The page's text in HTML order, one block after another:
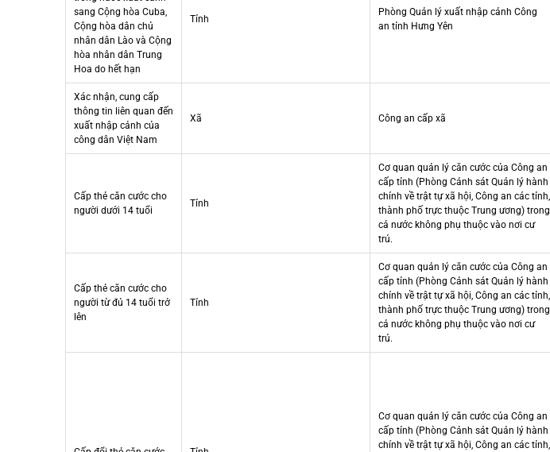
sang Cộng hòa Cuba,
Cộng hòa dân chủ
nhân dân Lào và Cộng
hòa nhân dân Trung
Hoa do hết hạn
Tỉnh
Phòng Quản lý xuất nhập cảnh Công
an tỉnh Hưng Yên
Xác nhận, cung cấp
thông tin liên quan đến
xuất nhập cảnh của
công dân Việt Nam
Xã Công an cấp xã
Cấp thẻ căn cước cho
người dưới 14 tuổi
Tỉnh
Cơ quan quản lý căn cước của Công an
cấp tỉnh (Phòng Cảnh sát Quản lý hành
chính về trật tự xã hội, Công an các tỉnh,
thành phố trực thuộc Trung ương) trong
cả nước không phụ thuộc vào nơi cư
trú.
Cấp thẻ căn cước cho
người từ đủ 14 tuổi trở
lên
Tỉnh
Cơ quan quản lý căn cước của Công an
cấp tỉnh (Phòng Cảnh sát Quản lý hành
chính về trật tự xã hội, Công an các tỉnh,
thành phố trực thuộc Trung ương) trong
cả nước không phụ thuộc vào nơi cư
trú.
Cơ quan quản lý căn cước của Công an
cấp tỉnh (Phòng Cảnh sát Quản lý hành
chính về trật tự xã hội, Công an các tỉnh,